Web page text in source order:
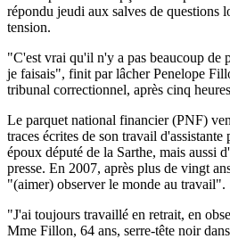
répondu jeudi aux salves de questions
tension.
"C'est vrai qu'il n'y a pas beaucoup de
je faisais", finit par lâcher Penelope
tribunal correctionnel, après cinq
Le parquet national financier (PNF)
traces écrites de son travail d'assistante
époux député de la Sarthe, mais aussi
presse. En 2007, après plus de vingt
"(aimer) observer le monde au travail".
"J'ai toujours travaillé en retrait, en
Mme Fillon, 64 ans, serre-tête noir